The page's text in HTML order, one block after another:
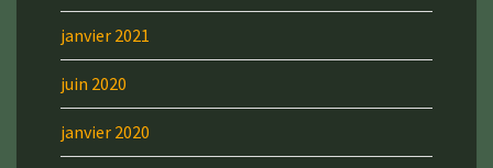
janvier 2021
juin 2020
janvier 2020